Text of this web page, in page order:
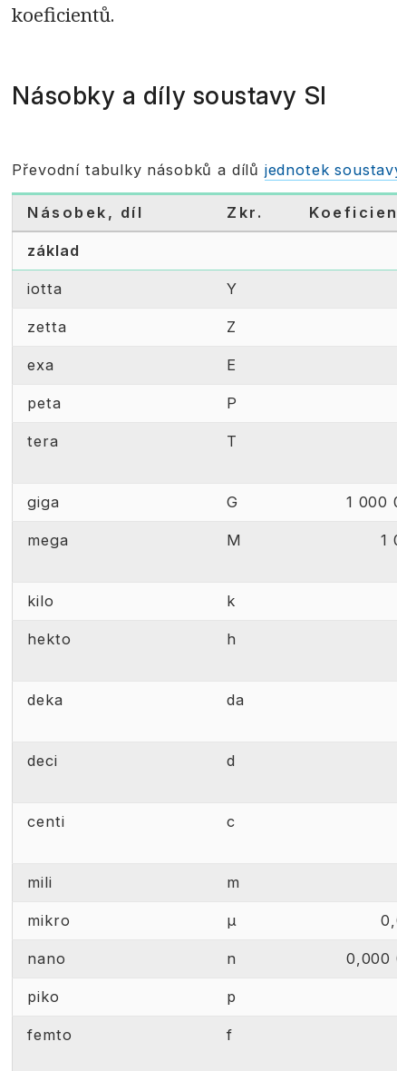
koeficientů.
Násobky a díly soustavy SI
Převodní tabulky násobků a dílů jednotek
Násobek, díl Zkr.
základ
iotta Y
zetta Z
exa E
peta P
tera T
giga G 1 000
mega M 1
kilo k
hekto h
deka da
deci d
centi c
mili m
mikro µ
nano n 0,000
piko p
femto f